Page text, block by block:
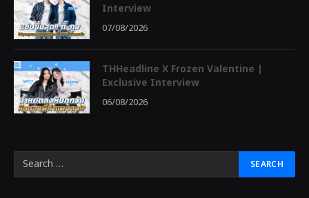
Interview
07/08/2026
THHeadline X Frozen Valentine |
Exclusive Interview
06/08/2026